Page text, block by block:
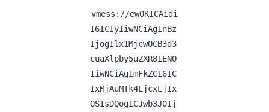
vmess://ew0KICAidi
I6ICIyIiwNCiAgInBz
IjogIlx1MjcwOCB3d3
cuaXlpby5uZXR8IENO
IiwNCiAgImFkZCI6IC
IxMjAuMTk4LjcxLjIx
OSIsDQogICJwb3J0Ij